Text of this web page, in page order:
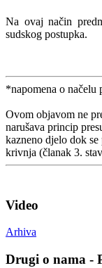
Na ovaj način
sudskog postupka.
*napomena o načelu
Ovom objavom ne
narušava princip
kazneno djelo dok
krivnja (članak 3.
Video
Arhiva
Drugi o nama -